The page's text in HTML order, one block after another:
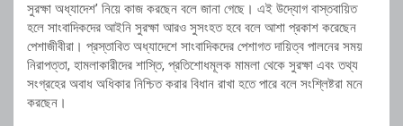
সুরক্ষা অধ্যাদেশ’ নিয়ে কাজ করছেন বলে জানা গেছে। এই উদ্যোগ বাস্তবায়িত
হলে সাংবাদিকদের আইনি সুরক্ষা আরও সুসংহত হবে বলে আশা প্রকাশ করেছেন
পেশাজীবীরা। প্রস্তাবিত অধ্যাদেশে সাংবাদিকদের পেশাগত দায়িত্ব পালনের সময়
নিরাপত্তা, হামলাকারীদের শাস্তি, প্রতিশোধমূলক মামলা থেকে সুরক্ষা এবং তথ্য
সংগ্রহের অবাধ অধিকার নিশ্চিত করার বিধান রাখা হতে পারে বলে সংশ্লিষ্টরা মনে
করছেন।